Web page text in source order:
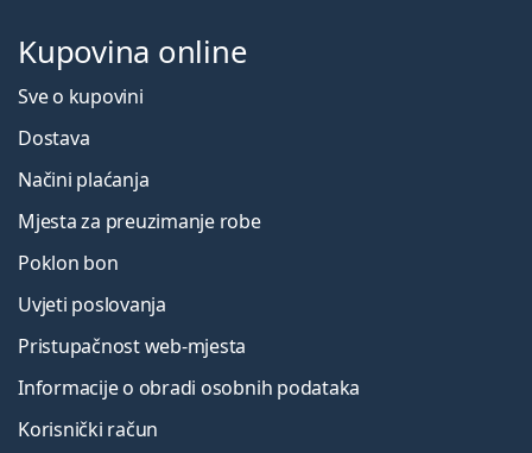
Kupovina online
Sve o kupovini
Dostava
Načini plaćanja
Mjesta za preuzimanje robe
Poklon bon
Uvjeti poslovanja
Pristupačnost web-mjesta
Informacije o obradi osobnih podataka
Korisnički račun